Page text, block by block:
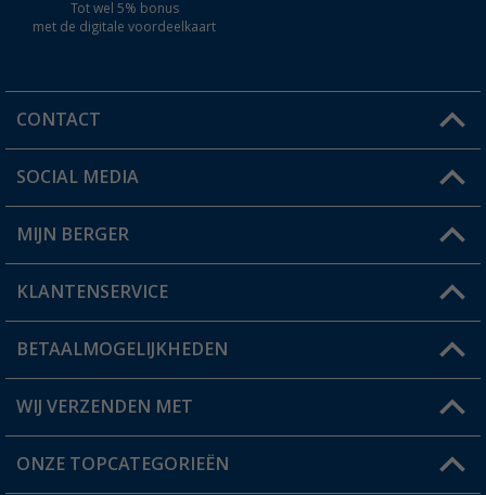
Tot wel 5% bonus
met de digitale voordeelkaart
CONTACT
Een vraag?
Winkel vinden
SOCIAL MEDIA
MIJN BERGER
Mijn account
Status bestelling
Verlanglijstje
KLANTENSERVICE
FAQ & Contact
Verzendinformatie
BETAALMOGELIJKHEDEN
WIJ VERZENDEN MET
ONZE TOPCATEGORIEËN